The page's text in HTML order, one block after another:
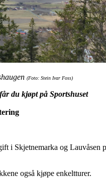
(Foto: Stein Ivar Foss)
du kjøpt på Sportshuset
i Skjetnemarka og Lauvåsen
også kjøpe enkeltturer.